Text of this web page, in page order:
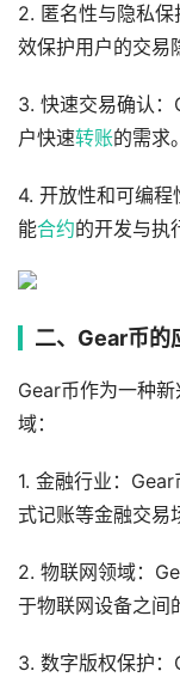
2. 匿名性与隐私
效保护用户的交易
3. 快速交易确认
户快速转账的需求。
4. 开放性和可编
能合约的开发与执
二、Gear币的
Gear币作为一种
域：
1. 金融行业：
式记账等金融交易
2. 物联网领域：
于物联网设备之间
3. 数字版权保护